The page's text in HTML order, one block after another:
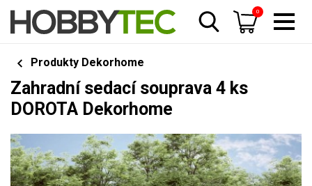
0
Produkty Dekorhome
Zahradní sedací souprava 4 ks
DOROTA Dekorhome